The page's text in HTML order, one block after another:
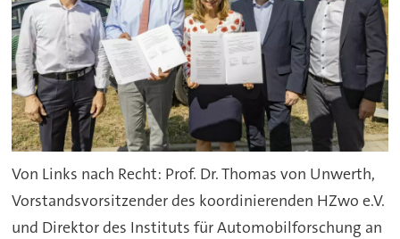
Von Links nach Recht: Prof. Dr. Thomas von Unwerth,
Vorstandsvorsitzender des koordinierenden HZwo e.V.
und Direktor des Instituts für Automobilforschung an